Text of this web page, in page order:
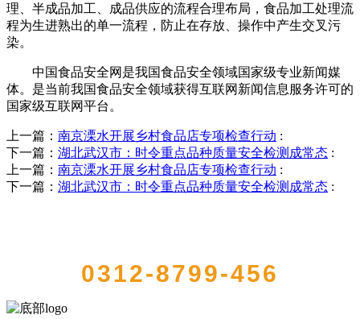
理、半成品加工、成品供应的流程合理布局，食品加工处理流
程为生进熟出的单一流程，防止在存放、操作中产生交叉污
染。
中国食品安全网是我国食品安全领域国家级专业新闻媒
体。是当前我国食品安全领域获得互联网新闻信息服务许可的
国家级互联网平台。
上一篇： 南京溧水开展乡村食品店专项检查行动 :
下一篇： 湖北武汉市：时令重点品种质量安全检测成常态 :
上一篇： 南京溧水开展乡村食品店专项检查行动 :
下一篇： 湖北武汉市：时令重点品种质量安全检测成常态 :
0312-8799-456